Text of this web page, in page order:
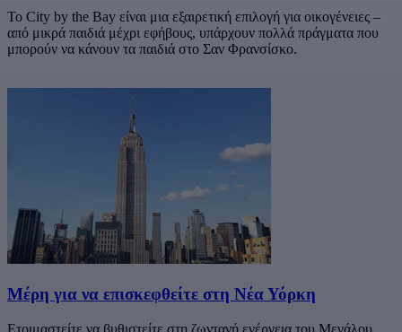
Το City by the Bay είναι μια εξαιρετική επιλογή για οικογένειες –
από μικρά παιδιά μέχρι εφήβους, υπάρχουν πολλά πράγματα που
μπορούν να κάνουν τα παιδιά στο Σαν Φρανσίσκο.
Μέρη για να επισκεφθείτε στη Νέα Υόρκη
Ετοιμαστείτε να βυθιστείτε στη ζωντανή ενέργεια του Μεγάλου